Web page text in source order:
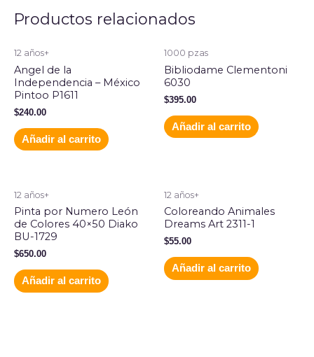
Productos relacionados
12 años+
Angel de la
Independencia – México
Pintoo P1611
$240.00
Añadir al carrito
1000 pzas
Bibliodame Clementoni
6030
$395.00
Añadir al carrito
12 años+
Pinta por Numero León
de Colores 40×50 Diako
BU-1729
$650.00
Añadir al carrito
12 años+
Coloreando Animales
Dreams Art 2311-1
$55.00
Añadir al carrito